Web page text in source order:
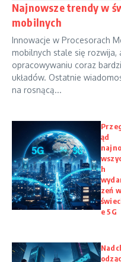
Najnowsze trendy w
mobilnych
Innowacje w Procesorach
mobilnych stale się rozwija,
opracowywaniu coraz
układów. Ostatnie
na rosnącą...
ąd
najno
h
zeń w
e 5G
odząc